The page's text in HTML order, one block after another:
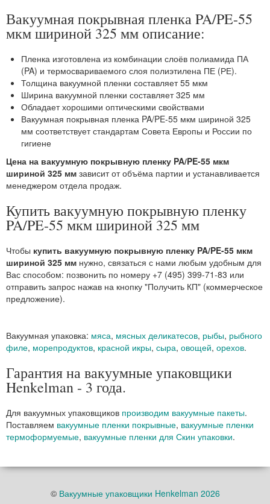
Вакуумная покрывная пленка PA/PE-55
мкм шириной 325 мм описание:
Пленка изготовлена из комбинации слоёв полиамида ПА
(PA) и термосвариваемого слоя полиэтилена ПЕ (РЕ).
Толщина вакуумной пленки составляет 55 мкм
Ширина вакуумной пленки составляет 325 мм
Обладает хорошими оптическими свойствами
Вакуумная покрывная пленка PA/PE-55 мкм шириной 325
мм соответствует стандартам Совета Европы и России по
гигиене
Цена на вакуумную покрывную пленку PA/PE-55 мкм
шириной 325 мм зависит от объёма партии и устанавливается
менеджером отдела продаж.
Купить вакуумную покрывную пленку
PA/PE-55 мкм шириной 325 мм
Чтобы купить вакуумную покрывную пленку PA/PE-55 мкм
шириной 325 мм нужно, связаться с нами любым удобным для
Вас способом: позвонить по номеру +7 (495) 399-71-83 или
отправить запрос нажав на кнопку "Получить КП" (коммерческое
предложение).
Вакуумная упаковка: мяса, мясных деликатесов, рыбы, рыбного
филе, морепродуктов, красной икры, сыра, овощей, орехов.
Гарантия на вакуумные упаковщики
Henkelman - 3 года.
Для вакуумных упаковщиков производим вакуумные пакеты.
Поставляем вакуумные пленки покрывные, вакуумные пленки
термоформуемые, вакуумные пленки для Скин упаковки.
© Вакуумные упаковщики Henkelman 2026